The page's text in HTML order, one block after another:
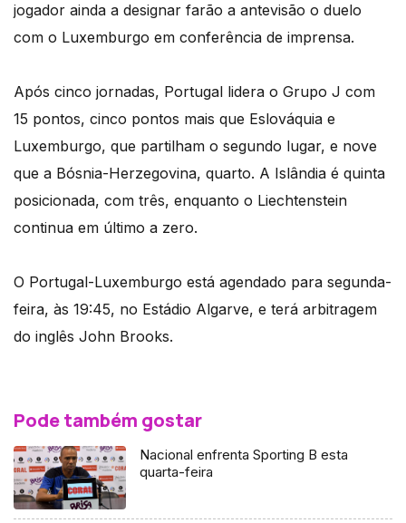
jogador ainda a designar farão a antevisão o duelo
com o Luxemburgo em conferência de imprensa.
Após cinco jornadas, Portugal lidera o Grupo J com
15 pontos, cinco pontos mais que Eslováquia e
Luxemburgo, que partilham o segundo lugar, e nove
que a Bósnia-Herzegovina, quarto. A Islândia é quinta
posicionada, com três, enquanto o Liechtenstein
continua em último a zero.
O Portugal-Luxemburgo está agendado para segunda-
feira, às 19:45, no Estádio Algarve, e terá arbitragem
do inglês John Brooks.
Pode também gostar
Nacional enfrenta Sporting B esta
quarta-feira